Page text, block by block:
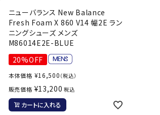
その他アクセサリー
al
Tecnif
ibre
ニューバランス New Balance
Fresh Foam X 860 V14 幅2E ラン
ニングシューズ メンズ
M86014E2E-BLUE
20%OFF
本体価格 ¥16,500 （税込）
販売価格 ¥13,200 税込
カートに入れる